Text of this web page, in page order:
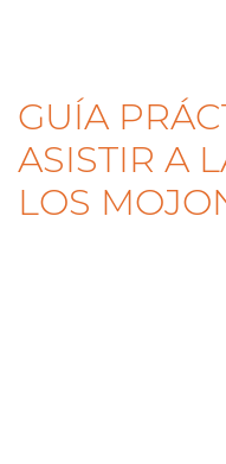
GUÍA
ASISTIR A
LOS